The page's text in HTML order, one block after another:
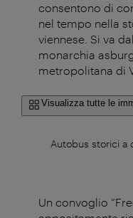
consentono di
nel tempo nella
viennese. Si va
monarchia
metropolitana di
Visualizza tutte le
Autobus storici a
Un convoglio